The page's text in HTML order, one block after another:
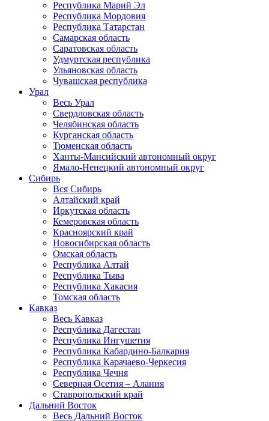
Республика Марий Эл
Республика Мордовия
Республика Татарстан
Самарская область
Саратовская область
Удмуртская республика
Ульяновская область
Чувашская республика
Урал
Весь Урал
Свердловская область
Челябинская область
Курганская область
Тюменская область
Ханты-Мансийский автономный округ
Ямало-Ненецкий автономный округ
Сибирь
Вся Сибирь
Алтайский край
Иркутская область
Кемеровская область
Красноярский край
Новосибирская область
Омская область
Республика Алтай
Республика Тыва
Республика Хакасия
Томская область
Кавказ
Весь Кавказ
Республика Дагестан
Республика Ингушетия
Республика Кабардино-Балкария
Республика Карачаево-Черкесия
Республика Чечня
Северная Осетия – Алания
Ставропольский край
Дальний Восток
Весь Дальний Восток